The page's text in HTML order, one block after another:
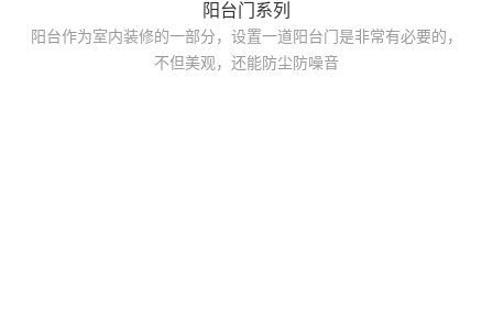
阳台门系列
阳台作为室内装修的一部分，设置一道阳台门是非常有必要的，
不但美观，还能防尘防噪音